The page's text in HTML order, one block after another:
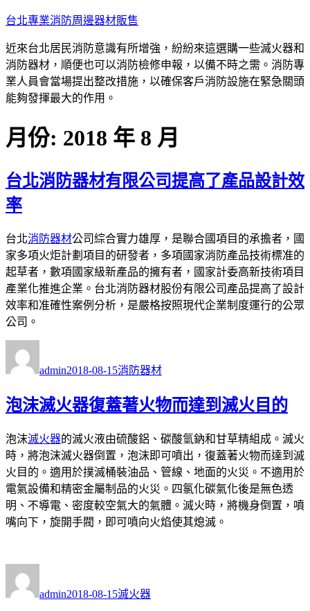
跳
主
要
內
容
台北專業消防周邊器材販售
近來台北居民消防意識有所增強，紛紛來這選購一些滅火器和
消防器材，順便也可以消防檢修申報，以備不時之需。消防專
業人員會當場提出整改措施，以確保客戶消防設施在緊急關頭
能夠發揮最大的作用。
月份: 2018 年 8 月
台北消防器材有限公司提高了產品設計效
率
台北消防器材公司綜合實力雄厚，是聯合國項目的承擔者，國
家多項火炬計劃項目的研發者，多項國家消防產品技術標准的
起草者，數項國家級新產品的擁有者，國家計委高新技術項目
產業化推進企業。台北消防器材股份有限公司產品提高了設計
效率和准確性案例分析，是嚴格按照現代企業制度運行的公眾
公司。
者
admin佈
期:
2018-08-15類
消防器材
泡沫滅火器復蓋著火物而達到滅火目的
泡沫滅火器的滅火液由硫酸鋁、碳酸氫鈉和甘草精組成。滅火
時，將泡沫滅火器倒置，泡沫即可噴出，復蓋著火物而達到滅
火目的。適用於撲滅桶裝油品、管線、地面的火災。不適用於
電氣設備和精密金屬制品的火災。四氯化碳氣化後是無色透
明、不導電、密度較空氣大的氣體。滅火時，將機身倒置，噴
嘴向下，旋開手閥，即可噴向火焰使其熄滅。
者
admin佈
2018-08-15類
滅火器